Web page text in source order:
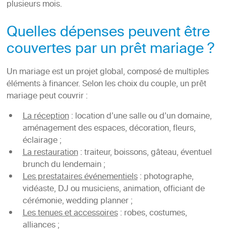
plusieurs mois.
Quelles dépenses peuvent être
couvertes par un prêt mariage ?
Un mariage est un projet global, composé de multiples
éléments à financer. Selon les choix du couple, un prêt
mariage peut couvrir :
La réception: location d’une salle ou d’un domaine,
aménagement des espaces, décoration, fleurs,
éclairage ;
La restauration: traiteur, boissons, gâteau, éventuel
brunch du lendemain ;
Les prestataires événementiels: photographe,
vidéaste, DJ ou musiciens, animation, officiant de
cérémonie, wedding planner ;
Les tenues et accessoires: robes, costumes,
alliances ;